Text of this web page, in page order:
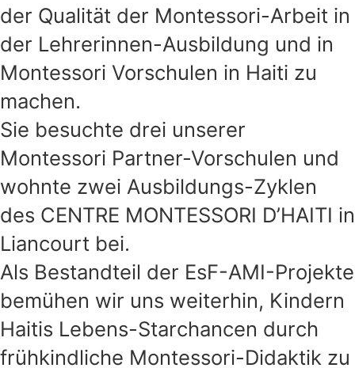
der Qualität der Montessori-Arbeit in
der Lehrerinnen-Ausbildung und in
Montessori Vorschulen in Haiti zu
machen.
Sie besuchte drei unserer
Montessori Partner-Vorschulen und
wohnte zwei Ausbildungs-Zyklen
des CENTRE MONTESSORI D’HAITI in
Liancourt bei.
Als Bestandteil der EsF-AMI-Projekte
bemühen wir uns weiterhin, Kindern
Haitis Lebens-Starchancen durch
frühkindliche Montessori-Didaktik zu